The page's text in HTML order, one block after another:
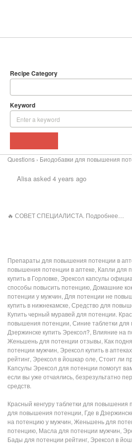
Recipe Category
Keyword
Questions › Биодобавки для повышения
Alisa asked 4 years ago
🔥 СОВЕТ СПЕЦИАЛИСТА. Подробнее…
Препараты для повышения потенции в
повышения потенции в аптеке, Капли для
купить в Горловке, Эрексол капсулы
способы повысить потенцию, Домашние
потенции у мужчин, Для потенции не
купить в нижнекамске, Средство для
Купить черный муравей для потенции.
повышения потенции, Синие таблетки
Дзержинске купить Эрексол?, Влияние на
Женьшень для потенции отзывы, Как
потенции мужчин, Эрексол купить в
рейтинг, Эрексол в йошкар оле, Стоит ли
Капсулы Эрексол для потенции помогут
если вы уже отчаялись, безрезультатно
средств.
Красный кенгуру таблетки для повышения
для повышения потенции, Где в
на потенцию у мужчин, Женьшень для
потенцию, Масла для потенции мужчин,
Бады для потенции рейтинг, Эрексол в